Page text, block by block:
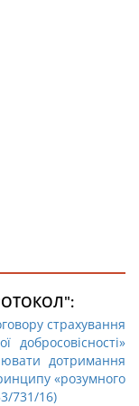
страхування
добросовісності»
дотримання
«розумного
731/16)